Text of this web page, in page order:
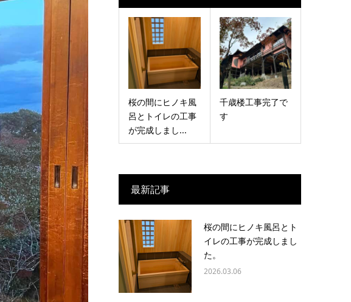
桜の間にヒノキ風
呂とトイレの工事
が完成しまし...
千歳楼工事完了で
す
最新記事
桜の間にヒノキ風呂とト
イレの工事が完成しまし
た。
2026.03.06